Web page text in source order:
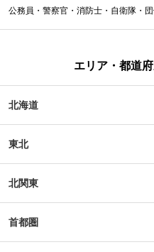
公務員・警察官・消防士・自衛隊・
エリア・都道
北海道
東北
北関東
首都圏